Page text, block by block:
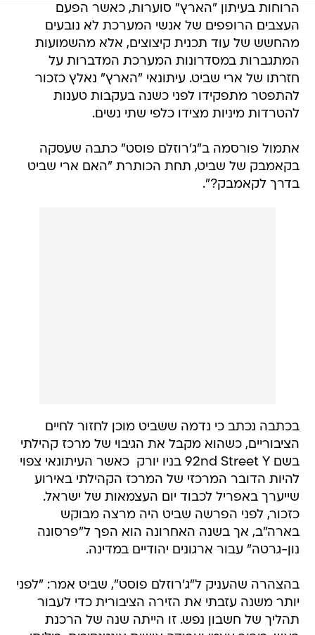
הרוחות בעיתון "הארץ" סוערות, כאשר הפעם
העצבים הרופפים של אנשי המערכת לא נובעים
מהחשש של עוד תכנית קיצוצים, אלא מהשמועות
המתגברות במסדרונות המערכת המדברות על
חזרתו של ארי שביט. עיתונאי "הארץ" נאלץ כזכור
להתפטר מתפקידו לפני כשנה בעקבות טענות
להטרדות מיניות מצידו כלפי שתי נשים.
אתמול פורסמה ב"ג'רוזלם פוסט" כתבה שעסקה
בקאמבק של שביט, תחת הכותרת "האם ארי שביט
בדרך לקאמבק?".
בכתבה נכתב כי נדמה ששביט מוכן לחזור לחיים
הציבוריים, כשהוא מקבל את הגיבוי של מרכז קהילתי
בשם 92nd Street Y בניו יורק  כאשר העיתונאי צפוי
להיות הדובר המרכזי של המרכז הקהילתי באירוע
שייערך באפריל לכבוד יום העצמאות של ישראל.
כזכור, לפני הפרשה שביט היה מרצה מבוקש
בארה"ב, אך בשנה האחרונה הוא הפך ל"פרסונה
נון-גרטה" עבור ארגונים יהודיים במדינה.
בהצהרה שהעניק ל"ג'רוזלם פוסט", שביט אמר: "לפני
יותר משנה עזבתי את הזירה הציבורית כדי לעבור
תהליך של חשבון נפש. זו הייתה שנה של הרכנת